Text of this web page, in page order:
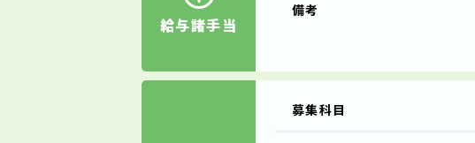
給与諸手当
備考
募集科目